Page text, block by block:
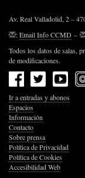
Av. Real Valladolid, 2 –
:Email Info CCMD –
Todos los datos de salas,
de modificaciones.
Ir a entradas y abonos
Espacios
Información
Contacto
Sobre prensa
Política de Privacidad
Política de Cookies
Accesibilidad Web